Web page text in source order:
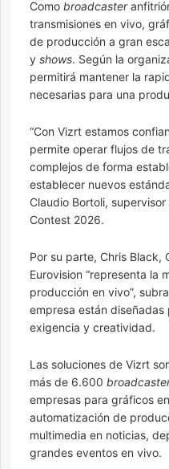
Como broadcaster
transmisiones en vivo,
de producción a gran
y shows. Según la
permitirá mantener la
necesarias para una
“Con Vizrt estamos
permite operar flujos de
complejos de forma
establecer nuevos
Claudio Bortoli,
Contest 2026.
Por su parte, Chris Black,
Eurovision “representa la
producción en vivo”,
empresa están
exigencia y creatividad.
Las soluciones de Vizrt
más de 6.600
empresas para gráficos
automatización de
multimedia en noticias,
grandes eventos en vivo.